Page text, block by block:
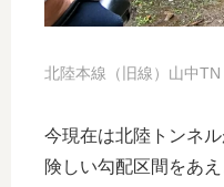
北陸本線（旧線）山中TN
今現在は北陸トンネ
険しい勾配区間をあ